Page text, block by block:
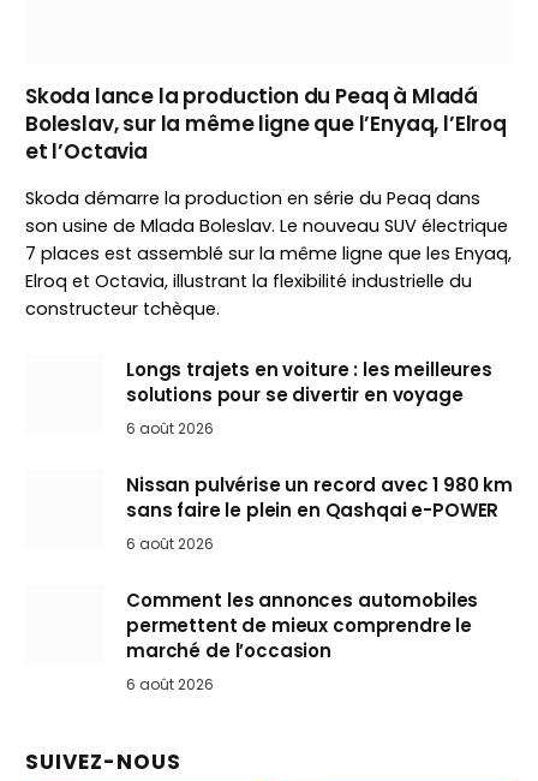
Skoda lance la production du Peaq à Mladá
Boleslav, sur la même ligne que l’Enyaq, l’Elroq
et l’Octavia
Skoda démarre la production en série du Peaq dans
son usine de Mlada Boleslav. Le nouveau SUV électrique
7 places est assemblé sur la même ligne que les Enyaq,
Elroq et Octavia, illustrant la flexibilité industrielle du
constructeur tchèque.
Longs trajets en voiture : les meilleures
solutions pour se divertir en voyage
6 août 2026
Nissan pulvérise un record avec 1 980 km
sans faire le plein en Qashqai e-POWER
6 août 2026
Comment les annonces automobiles
permettent de mieux comprendre le
marché de l’occasion
6 août 2026
SUIVEZ-NOUS